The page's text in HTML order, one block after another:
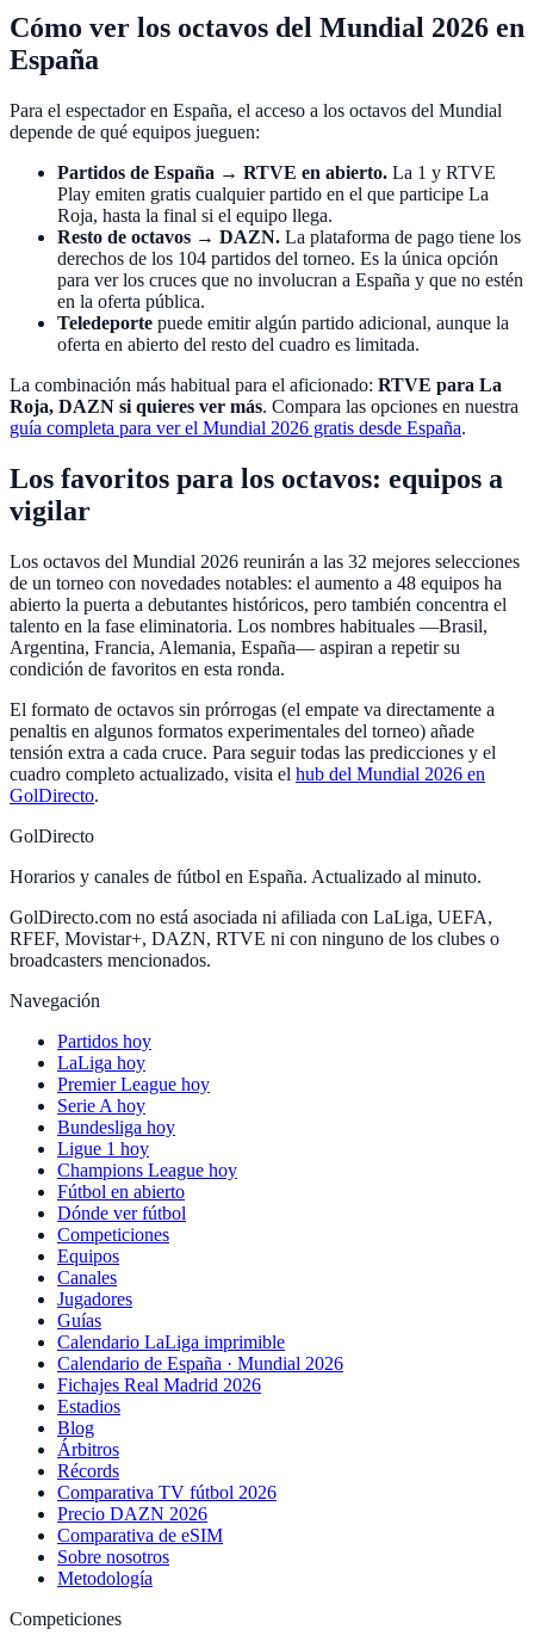
Cómo ver los octavos del Mundial 2026 en
España
Para el espectador en España, el acceso a los octavos del Mundial
depende de qué equipos jueguen:
Partidos de España → RTVE en abierto. La 1 y RTVE
Play emiten gratis cualquier partido en el que participe La
Roja, hasta la final si el equipo llega.
Resto de octavos → DAZN. La plataforma de pago tiene los
derechos de los 104 partidos del torneo. Es la única opción
para ver los cruces que no involucran a España y que no estén
en la oferta pública.
Teledeporte puede emitir algún partido adicional, aunque la
oferta en abierto del resto del cuadro es limitada.
La combinación más habitual para el aficionado: RTVE para La
Roja, DAZN si quieres ver más. Compara las opciones en nuestra
guía completa para ver el Mundial 2026 gratis desde España.
Los favoritos para los octavos: equipos a
vigilar
Los octavos del Mundial 2026 reunirán a las 32 mejores selecciones
de un torneo con novedades notables: el aumento a 48 equipos ha
abierto la puerta a debutantes históricos, pero también concentra el
talento en la fase eliminatoria. Los nombres habituales —Brasil,
Argentina, Francia, Alemania, España— aspiran a repetir su
condición de favoritos en esta ronda.
El formato de octavos sin prórrogas (el empate va directamente a
penaltis en algunos formatos experimentales del torneo) añade
tensión extra a cada cruce. Para seguir todas las predicciones y el
cuadro completo actualizado, visita el hub del Mundial 2026 en
GolDirecto.
GolDirecto
Horarios y canales de fútbol en España. Actualizado al minuto.
GolDirecto.com no está asociada ni afiliada con LaLiga, UEFA,
RFEF, Movistar+, DAZN, RTVE ni con ninguno de los clubes o
broadcasters mencionados.
Navegación
Partidos hoy
LaLiga hoy
Premier League hoy
Serie A hoy
Bundesliga hoy
Ligue 1 hoy
Champions League hoy
Fútbol en abierto
Dónde ver fútbol
Competiciones
Equipos
Canales
Jugadores
Guías
Calendario LaLiga imprimible
Calendario de España · Mundial 2026
Fichajes Real Madrid 2026
Estadios
Blog
Árbitros
Récords
Comparativa TV fútbol 2026
Precio DAZN 2026
Comparativa de eSIM
Sobre nosotros
Metodología
Competiciones